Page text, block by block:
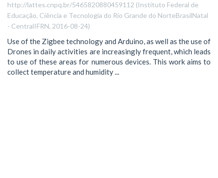
http://lattes.cnpq.br/5465820880459112 (Instituto Federal de
Educação, Ciência e Tecnologia do Rio Grande do NorteBrasilNatal
- CentralIFRN, 2016-08-24)
Use of the Zigbee technology and Arduino, as well as the use of
Drones in daily activities are increasingly frequent, which leads
to use of these areas for numerous devices. This work aims to
collect temperature and humidity ...